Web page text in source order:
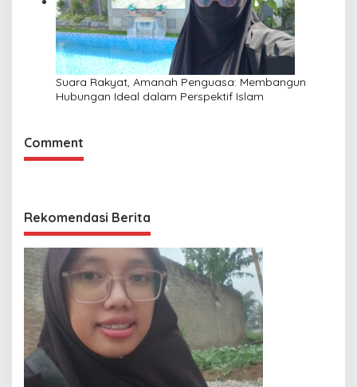
Suara Rakyat, Amanah Penguasa: Membangun
Hubungan Ideal dalam Perspektif Islam
Comment
Rekomendasi Berita